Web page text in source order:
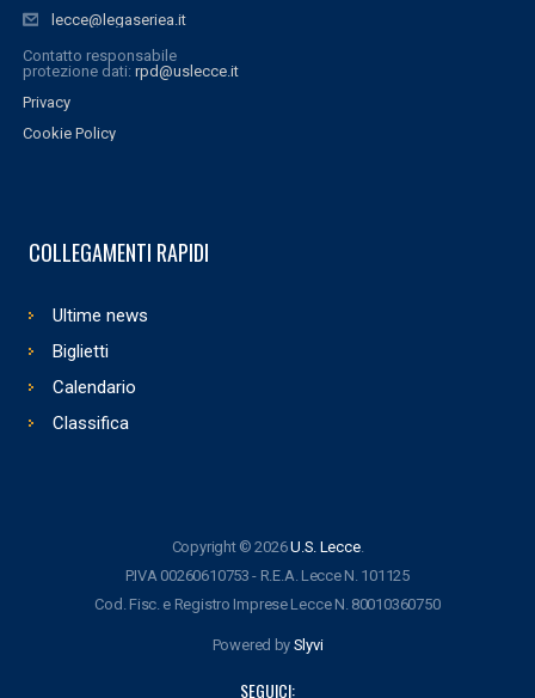
lecce@legaseriea.it
Contatto responsabile
protezione dati: rpd@uslecce.it
Privacy
Cookie Policy
COLLEGAMENTI RAPIDI
Ultime news
Biglietti
Calendario
Classifica
Copyright © 2026U.S. Lecce.
P.IVA 00260610753 - R.E.A. Lecce N. 101125
Cod. Fisc. e Registro Imprese Lecce N. 80010360750
Powered by Slyvi
SEGUICI: